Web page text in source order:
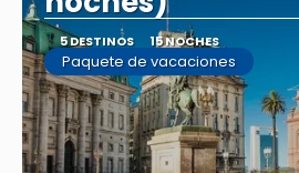
5 DESTINOS 15 NOCHES
Paquete de vacaciones